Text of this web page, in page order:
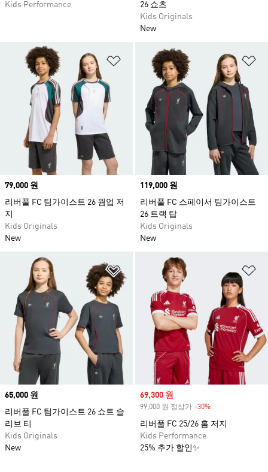
Kids Performance
26 쇼츠
Kids Originals
New
위시리스트 담기
Price
79,000 원
리버풀 FC 팀가이스트 26 웜업 저
지
Kids Originals
New
Price
119,000 원
리버풀 FC 스페이서 팀가이스트
26 트랙 탑
Kids Originals
New
위시리스트 담기
Price
65,000 원
리버풀 FC 팀가이스트 26 쇼트 슬
리브 티
Kids Originals
New
Sale price
69,300 원
99,000 원 정상가 -30%
리버풀 FC 25/26 홈 저지
Kids Performance
25% 추가 할인✨